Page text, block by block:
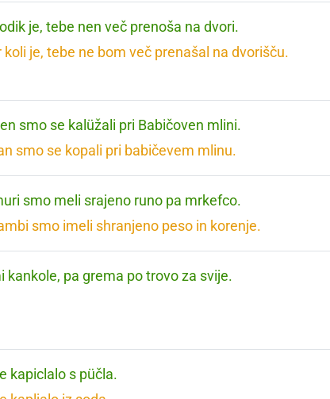
je, tebe nen več prenoša na dvori.
koli je, tebe ne bom več prenašal na dvorišču.
smo se kalüžali pri Babičoven mlini.
smo se kopali pri babičevem mlinu.
smo meli srajeno runo pa mrkefco.
smo imeli shranjeno peso in korenje.
kankole, pa grema po trovo za svije.
kapiclalo s püčla.